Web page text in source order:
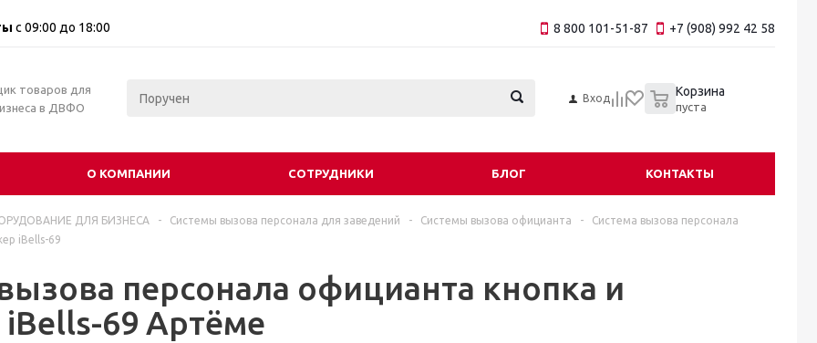
с 09:00 до 18:00 8 800 101-51-87 +7 (908) 992 42 58
товаров для
в ДВФО
Вход Корзина
пуста
О КОМПАНИИ СОТРУДНИКИ БЛОГ КОНТАКТЫ
ДЛЯ БИЗНЕСА - Системы вызова персонала для заведений - Системы вызова официанта -
Система вызова персонала
iBells-69
персонала официанта кнопка и
69 Артёме